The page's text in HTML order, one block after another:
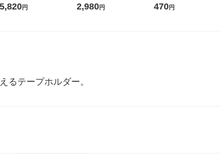
ガジャンボ 2300g 1セット
5,820円
し 無洗米 5kg 1袋 令和7年産
2,980円
ックティッシュ フィオナ
470円
るテープホルダー。